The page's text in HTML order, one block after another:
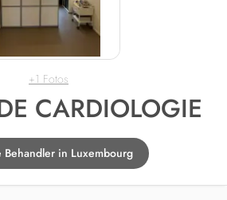
+1 Fotos
CARDIOLOGIE
Behandler in Luxembourg